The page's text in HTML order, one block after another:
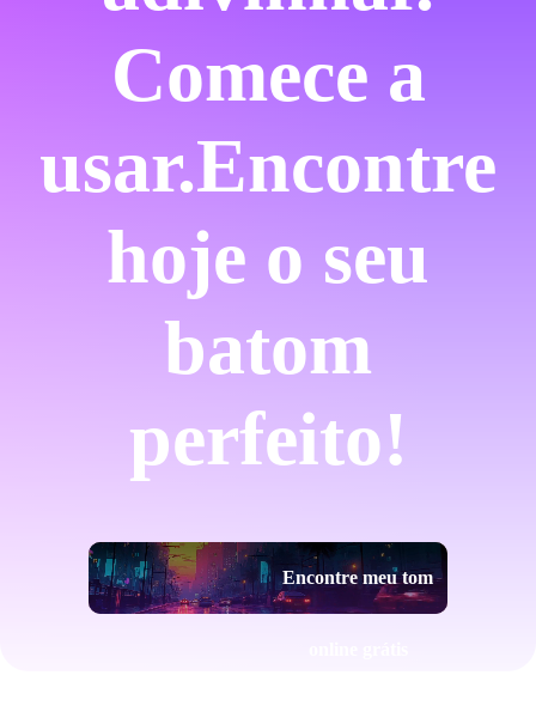
Comece a
usar.Encontre
hoje o seu
batom
perfeito!
Encontre meu tom